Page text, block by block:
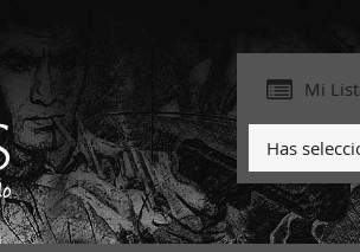
Mi
Has